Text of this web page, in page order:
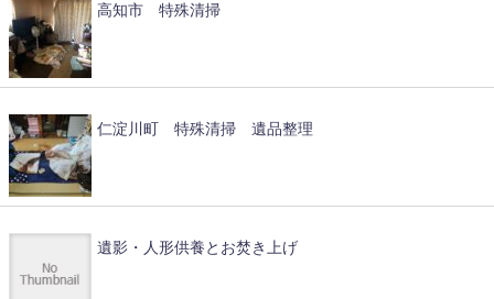
高知市 特殊清掃
仁淀川町 特殊清掃 遺品整理
遺影・人形供養とお焚き上げ